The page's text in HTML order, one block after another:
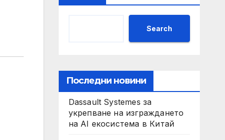
Search
Последни новини
Dassault Systemes за
укрепване на изграждането
на AI екосистема в Китай